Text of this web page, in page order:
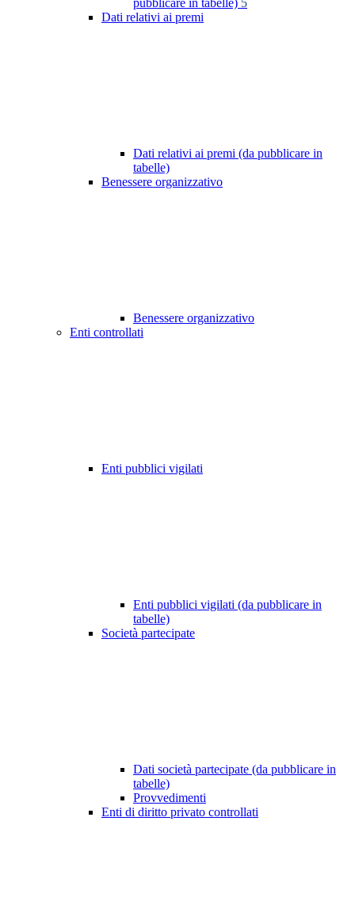
pubblicare in tabelle) 5
Dati relativi ai premi
Dati relativi ai premi (da pubblicare in
tabelle)
Benessere organizzativo
Benessere organizzativo
Enti controllati
Enti pubblici vigilati
Enti pubblici vigilati (da pubblicare in
tabelle)
Società partecipate
Dati società partecipate (da pubblicare in
tabelle)
Provvedimenti
Enti di diritto privato controllati